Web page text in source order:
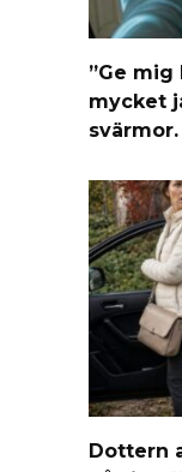
”Ge
mycket
svärmor.
Dottern